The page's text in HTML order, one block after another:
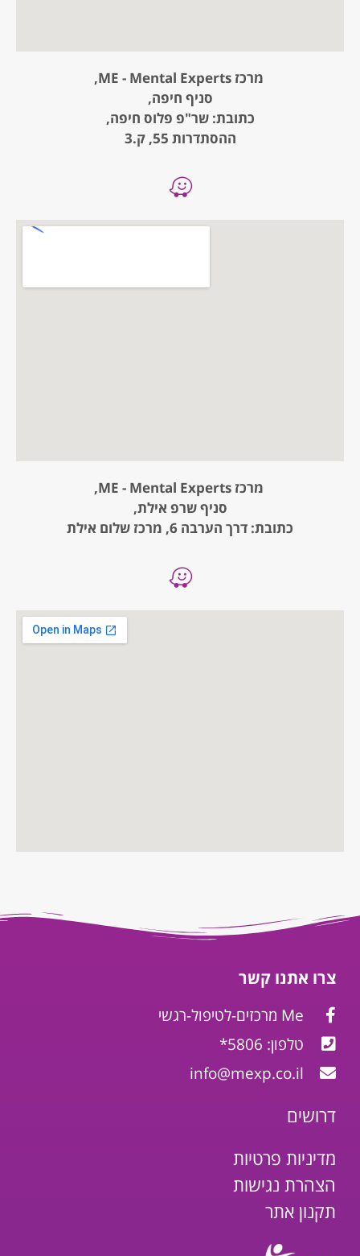
מרכז ME - Mental Experts,
סניף חיפה,
כתובת: שר"פ פלוס חיפה,
ההסתדרות 55, ק.3
מרכז ME - Mental Experts,
סניף שרפ אילת,
כתובת: דרך הערבה 6, מרכז שלום אילת
צרו אתנו קשר
Me מרכזים-לטיפול-רגשי
טלפון: 5806*
info@mexp.co.il
דרושים
מדיניות פרטיות
הצהרת נגישות
תקנון אתר